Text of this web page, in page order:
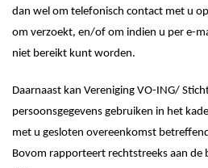
dan wel om telefonisch contact met u
om verzoekt, en/of om indien u per e-
niet bereikt kunt worden.
Daarnaast kan Vereniging VO-ING/
persoonsgegevens gebruiken in het
met u gesloten overeenkomst
Bovom rapporteert rechtstreeks aan de